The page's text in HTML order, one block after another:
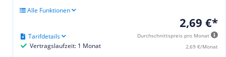
Alle Funktionen
2,69 €*
Durchschnittspreis pro Monat
2,69 €/Monat
Vertragslaufzeit: 1 Monat
Tarifdetails